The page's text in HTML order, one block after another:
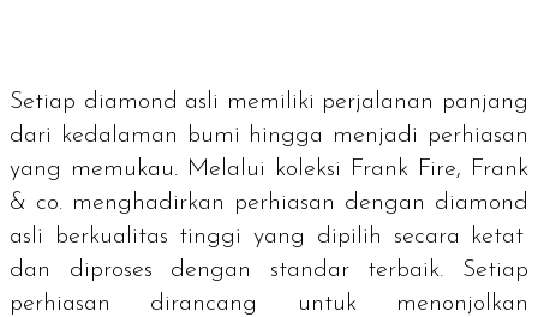
Setiap diamond asli memiliki perjalanan panjang
dari kedalaman bumi hingga menjadi perhiasan
yang memukau. Melalui koleksi Frank Fire, Frank
& co. menghadirkan perhiasan dengan diamond
asli berkualitas tinggi yang dipilih secara ketat
dan diproses dengan standar terbaik. Setiap
perhiasan dirancang untuk menonjolkan